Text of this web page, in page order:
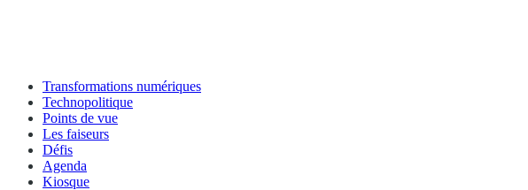
Transformations numériques
Technopolitique
Points de vue
Les faiseurs
Défis
Agenda
Kiosque